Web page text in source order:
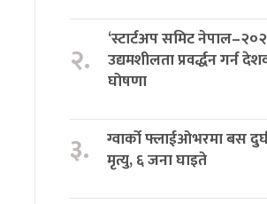
२.
‘स्टार्टअप समिट
उद्यमशीलता प्रवर्द्धन गर्न
घोषणा
३.
ग्वार्को फ्लाईओभरमा बस
मृत्यु, ६ जना घाइते